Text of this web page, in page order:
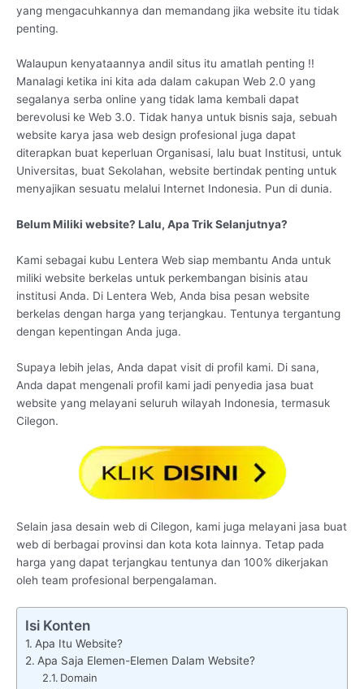
yang mengacuhkannya dan memandang jika website itu tidak
penting.
Walaupun kenyataannya andil situs itu amatlah penting !!
Manalagi ketika ini kita ada dalam cakupan Web 2.0 yang
segalanya serba online yang tidak lama kembali dapat
berevolusi ke Web 3.0. Tidak hanya untuk bisnis saja, sebuah
website karya jasa web design profesional juga dapat
diterapkan buat keperluan Organisasi, lalu buat Institusi, untuk
Universitas, buat Sekolahan, website bertindak penting untuk
menyajikan sesuatu melalui Internet Indonesia. Pun di dunia.
Belum Miliki website? Lalu, Apa Trik Selanjutnya?
Kami sebagai kubu Lentera Web siap membantu Anda untuk
miliki website berkelas untuk perkembangan bisinis atau
institusi Anda. Di Lentera Web, Anda bisa pesan website
berkelas dengan harga yang terjangkau. Tentunya tergantung
dengan kepentingan Anda juga.
Supaya lebih jelas, Anda dapat visit di profil kami. Di sana,
Anda dapat mengenali profil kami jadi penyedia jasa buat
website yang melayani seluruh wilayah Indonesia, termasuk
Cilegon.
Selain jasa desain web di Cilegon, kami juga melayani jasa buat
web di berbagai provinsi dan kota kota lainnya. Tetap pada
harga yang dapat terjangkau tentunya dan 100% dikerjakan
oleh team profesional berpengalaman.
Isi Konten
Apa Itu Website?
Apa Saja Elemen-Elemen Dalam Website?
Domain